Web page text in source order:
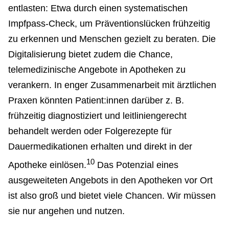
entlasten: Etwa durch einen systematischen
Impfpass-Check, um Präventionslücken frühzeitig
zu erkennen und Menschen gezielt zu beraten. Die
Digitalisierung bietet zudem die Chance,
telemedizinische Angebote in Apotheken zu
verankern. In enger Zusammenarbeit mit ärztlichen
Praxen könnten Patient:innen darüber z. B.
frühzeitig diagnostiziert und leitliniengerecht
behandelt werden oder Folgerezepte für
Dauermedikationen erhalten und direkt in der
Apotheke einlösen.10 Das Potenzial eines
ausgeweiteten Angebots in den Apotheken vor Ort
ist also groß und bietet viele Chancen. Wir müssen
sie nur angehen und nutzen.